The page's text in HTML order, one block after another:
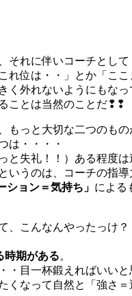
れに伴いコーチとして
位は・・」とか「ここ
く外れないようにもな
ことは当然のことだ❢❢
っと大切な二つのもの
は・・・・
失礼！！）ある程度は
うのは、コーチの指導
ション＝気持ち」 による
、こんなんやったっけ
時期がある。
・目一杯鍛えればいい
なって自然と「強さ＝